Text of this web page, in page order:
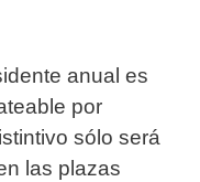
anual es
por
sólo será
las plazas